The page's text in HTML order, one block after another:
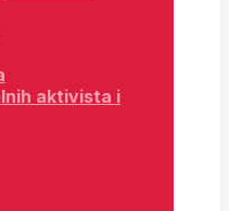
aktivista i